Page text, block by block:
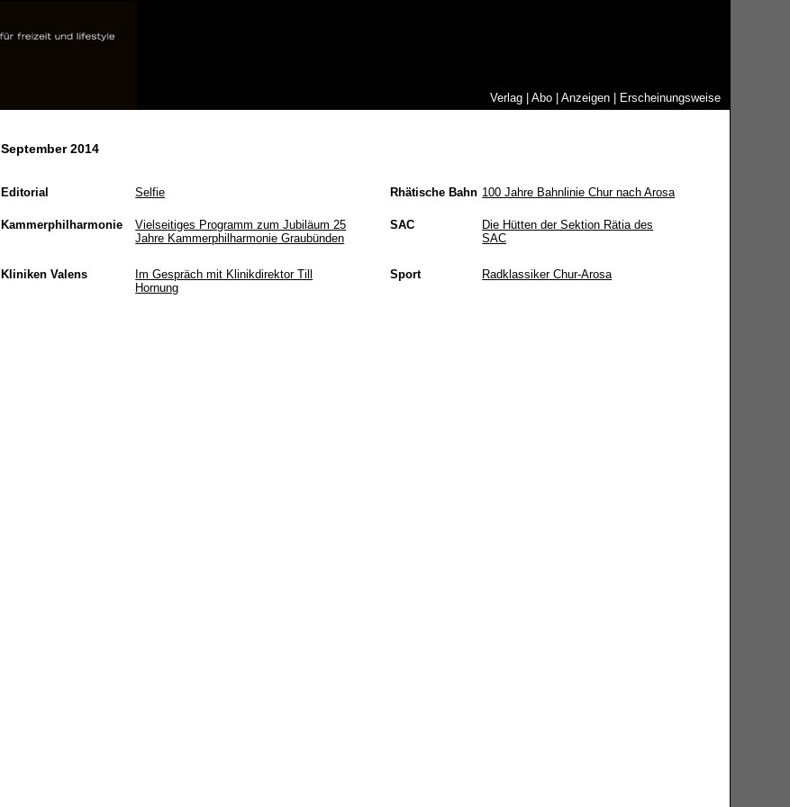
Verlag| Abo| Anzeigen| Erscheinungsweise
September 2014
Editorial Selfie Rhätische Bahn 100 Jahre Bahnlinie Chur nach Arosa
Kammerphilharmonie
Vielseitiges Programm zum Jubiläum 25
Jahre Kammerphilharmonie Graubünden
SAC
Die Hütten der Sektion Rätia des
SAC
Kliniken Valens
Im Gespräch mit Klinikdirektor Till
Hornung
Sport Radklassiker Chur-Arosa